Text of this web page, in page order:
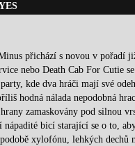
přichází s novou v pořadí
nebo Death Cab For Cutie
kde dva hráči mají své
hodná nálada nepodobná
hrany zamaskovány pod silnou
nápadité bicí starající se o to,
xylofónu, lehkých dechů